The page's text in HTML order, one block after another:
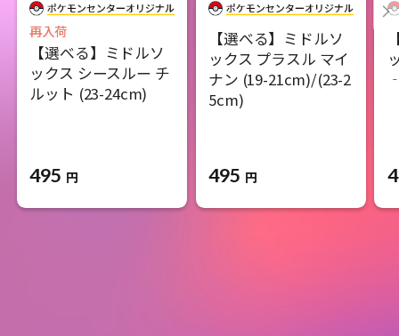
再入荷
【選べる】ミドルソ
ックス シースルー チ
ルット (23-24cm)
495 円
【選べる】ミドルソ
ックス プラスル マイ
ナン (19-21cm)/(23-2
5cm)
495 円